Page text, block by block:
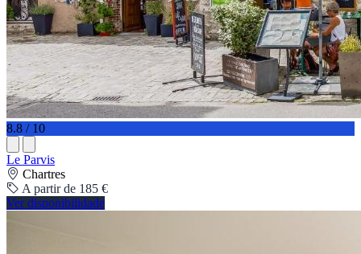
8.8 / 10
Le Parvis
Chartres
A partir de 185 €
Ver disponibilidade